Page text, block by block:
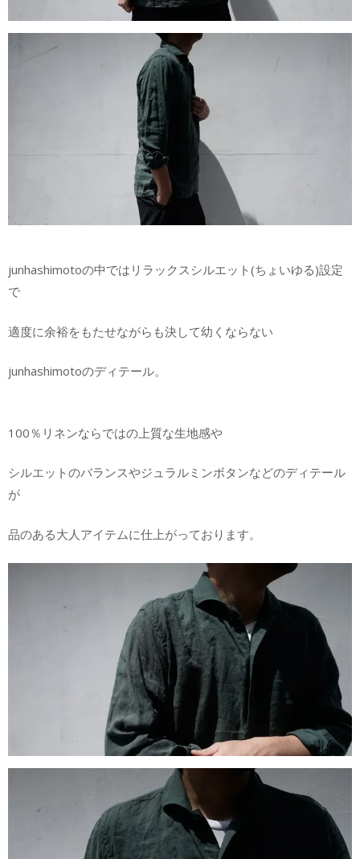
junhashimotoの中ではリラックスシルエット(ちょいゆる)設定
で
適度に余裕をもたせながらも決して幼くならない
junhashimotoのディテール。
100％リネンならではの上質な生地感や
シルエットのバランスやジュラルミンボタンなどのディテール
が
品のある大人アイテムに仕上がっております。